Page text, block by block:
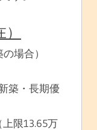
場合）
築・長期優
限13.65万